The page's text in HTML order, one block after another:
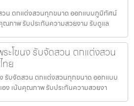
วน ตกแต่งสวนทุกขนาด ออกแบบภูมิทัศน์
ณภาพ รับประกันความสวยงาม รับดูแล
โขนง รับจัดสวน ตกแต่งสวน
ย
รับจัดสวน ตกแต่งสวนทุกขนาด ออกแบบ
ง เน้นคุณภาพ รับประกันความสวยงา